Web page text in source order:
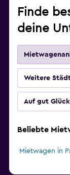
Finde
deine
Weitere
Auf gut Glück
Beliebte
Mietwagen in